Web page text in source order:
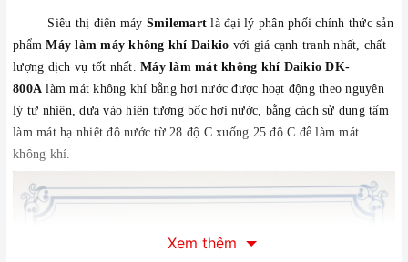
Siêu thị điện máy Smilemart là đại lý phân phối chính thức sản
phẩmMáy làm máy không khí Daikio với giá cạnh tranh nhất, chất
lượng dịch vụ tốt nhất. Máy làm mát không khí Daikio DK-
800A làm mát không khí bằng hơi nước được hoạt động theo nguyên
lý tự nhiên, dựa vào hiện tượng bốc hơi nước, bằng cách sử dụng tấm
làm mát hạ nhiệt độ nước từ 28 độ C xuống 25 độ C để làm mát
không khí.
Xem thêm